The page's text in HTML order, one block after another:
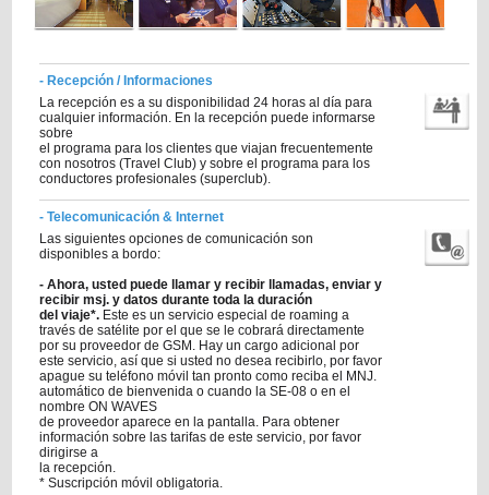
- Recepción / Informaciones
La recepción es a su disponibilidad 24 horas al día para
cualquier información. En la recepción puede informarse
sobre
el programa para los clientes que viajan frecuentemente
con nosotros (Travel Club) y sobre el programa para los
conductores profesionales (superclub).
- Telecomunicación & Internet
Las siguientes opciones de comunicación son
disponibles a bordo:
- Ahora, usted puede llamar y recibir llamadas, enviar y
recibir msj. y datos durante toda la duración
del viaje*. Este es un servicio especial de roaming a
través de satélite por el que se le cobrará directamente
por su proveedor de GSM. Hay un cargo adicional por
este servicio, así que si usted no desea recibirlo, por favor
apague su teléfono móvil tan pronto como reciba el MNJ.
automático de bienvenida o cuando la SE-08 o en el
nombre ON WAVES
de proveedor aparece en la pantalla. Para obtener
información sobre las tarifas de este servicio, por favor
dirigirse a
la recepción.
* Suscripción móvil obligatoria.